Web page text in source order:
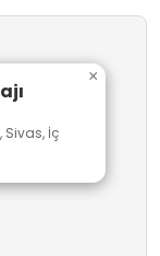
Sivas, İç
×